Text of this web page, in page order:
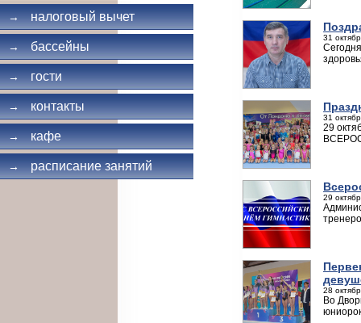
→ налоговый вычет
→ бассейны
→ гости
→ контакты
→ кафе
→ расписание занятий
31
31
29
29
28
Во